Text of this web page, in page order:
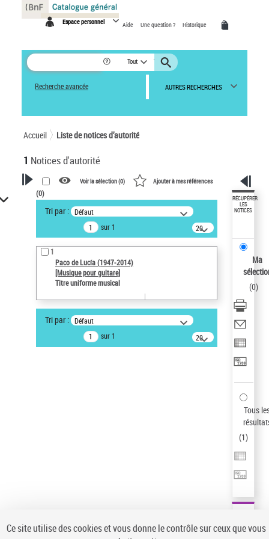
Espace personnel Aide Une question ? Historique
Tout
Recherche avancée AUTRES RECHERCHES
Accueil Liste de notices d’autorité
1 Notices d'autorité
VOTRE RECHERCHE
Recherche avancée dans les
notices d’autorité
Œuvres liées à l'auteur :
Paco de Lucía (1947-2014)
Auteur d’œuvre
ne s'applique pas
Sauvegarder votre recherche
Voir la sélection (0) Ajouter à mes références
(0)
Tri par : Défaut
sur 1
20
résultats/page
1
Paco de Lucía (1947-2014)
[Musique pour guitare]
Titre uniforme musical
Tri par : Défaut
sur 1
20
résultats/page
RÉCUPÉRER
LES
NOTICES
Ma
(0)
Tous
(1)
Panneau de gestion des cookies
Ce site utilise des cookies et vous donne le contrôle sur ceux que vous